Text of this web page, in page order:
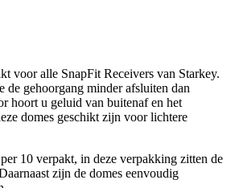
voor alle SnapFit Receivers van Starkey.
de gehoorgang minder afsluiten dan
hoort u geluid van buitenaf en het
domes geschikt zijn voor lichtere
10 verpakt, in deze verpakking zitten de
zijn de domes eenvoudig